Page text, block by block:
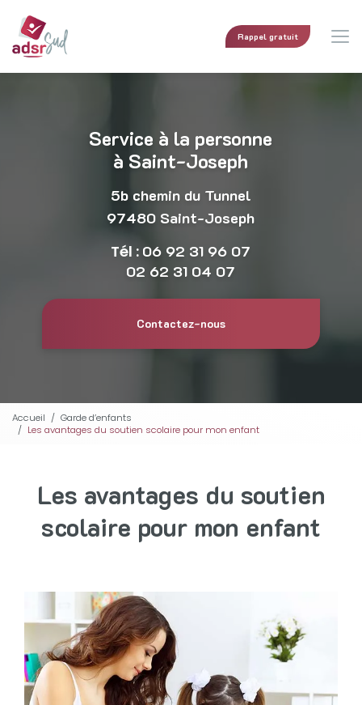
contenu
principal
Rappel gratuit
Service à la personne
à Saint-Joseph
5b chemin du Tunnel
97480 Saint-Joseph
Contactez-nous
Tél : 06 92 31 96 07
02 62 31 04 07
Accueil
Garde d’enfants
Les avantages du soutien scolaire pour mon enfant
Les avantages du soutien
scolaire pour mon enfant